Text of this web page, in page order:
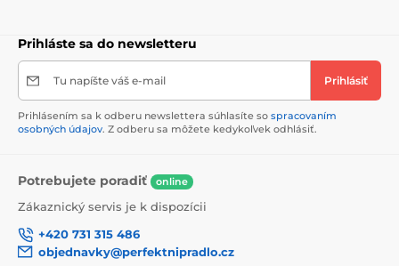
Prihláste sa do newsletteru
Tu napíšte váš e-mail Prihlásiť
Prihlásením sa k odberu newslettera súhlasíte so spracovaním
osobných údajov. Z odberu sa môžete kedykoľvek odhlásiť.
Potrebujete poradiť online
Zákaznický servis je k dispozícii
+420 731 315 486
objednavky@perfektnipradlo.cz